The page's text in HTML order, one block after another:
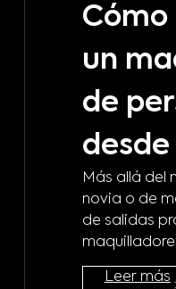
un
de
desde
Más allá del
novia o de
de salidas
Leer más